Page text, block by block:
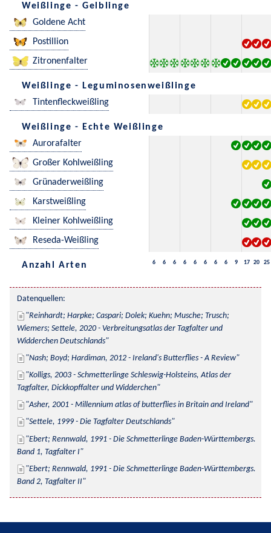
Weißlinge - Gelblinge
Goldene Acht
Postillion
Zitronenfalter
Weißlinge - Leguminosenweißlinge
Tintenfleckweißling
Weißlinge - Echte Weißlinge
Aurorafalter
Großer Kohlweißling
Grünaderweißling
Karstweißling
Kleiner Kohlweißling
Reseda-Weißling
Anzahl Arten 6 6 6 6 6 6 6 6 9 17 20 25
Datenquellen:
Reinhardt; Harpke; Caspari; Dolek; Kuehn; Musche; Trusch;
Wiemers; Settele, 2020 - Verbreitungsatlas der Tagfalter und
Widderchen Deutschlands
Nash; Boyd; Hardiman, 2012 - Ireland's Butterflies - A Review
Kolligs, 2003 - Schmetterlinge Schleswig-Holsteins, Atlas der
Tagfalter, Dickkopffalter und Widderchen
Asher, 2001 - Millennium atlas of butterflies in Britain and Ireland
Settele, 1999 - Die Tagfalter Deutschlands
Ebert; Rennwald, 1991 - Die Schmetterlinge Baden-Württembergs.
Band 1, Tagfalter I
Ebert; Rennwald, 1991 - Die Schmetterlinge Baden-Württembergs.
Band 2, Tagfalter II